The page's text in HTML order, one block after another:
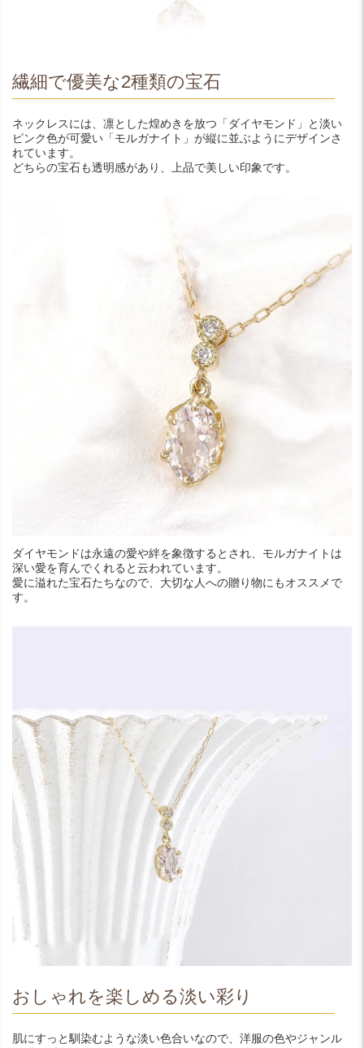
繊細で優美な2種類の宝石
ネックレスには、凛とした煌めきを放つ「ダイヤモンド」と淡い
ピンク色が可愛い「モルガナイト」が縦に並ぶようにデザインさ
れています。
どちらの宝石も透明感があり、上品で美しい印象です。
ダイヤモンドは永遠の愛や絆を象徴するとされ、モルガナイトは
深い愛を育んでくれると云われています。
愛に溢れた宝石たちなので、大切な人への贈り物にもオススメで
す。
おしゃれを楽しめる淡い彩り
肌にすっと馴染むような淡い色合いなので、洋服の色やジャンル